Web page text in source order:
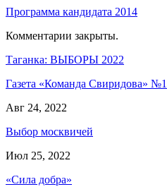
Программа кандидата 2014
Комментарии закрыты.
Таганка: ВЫБОРЫ 2022
Газета «Команда Свиридова» №1
Авг 24, 2022
Выбор москвичей
Июл 25, 2022
«Сила добра»